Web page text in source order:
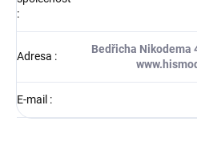
:
Adresa :
Bedřicha Nikodema
E-mail :